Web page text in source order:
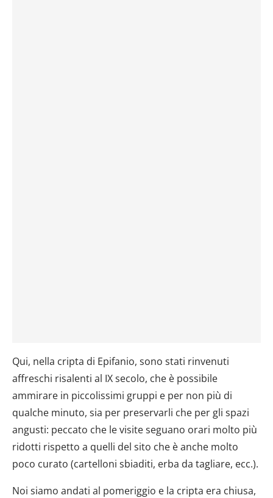
Qui, nella cripta di Epifanio, sono stati rinvenuti
affreschi risalenti al IX secolo, che è possibile
ammirare in piccolissimi gruppi e per non più di
qualche minuto, sia per preservarli che per gli spazi
angusti: peccato che le visite seguano orari molto più
ridotti rispetto a quelli del sito che è anche molto
poco curato (cartelloni sbiaditi, erba da tagliare, ecc.).
Noi siamo andati al pomeriggio e la cripta era chiusa,